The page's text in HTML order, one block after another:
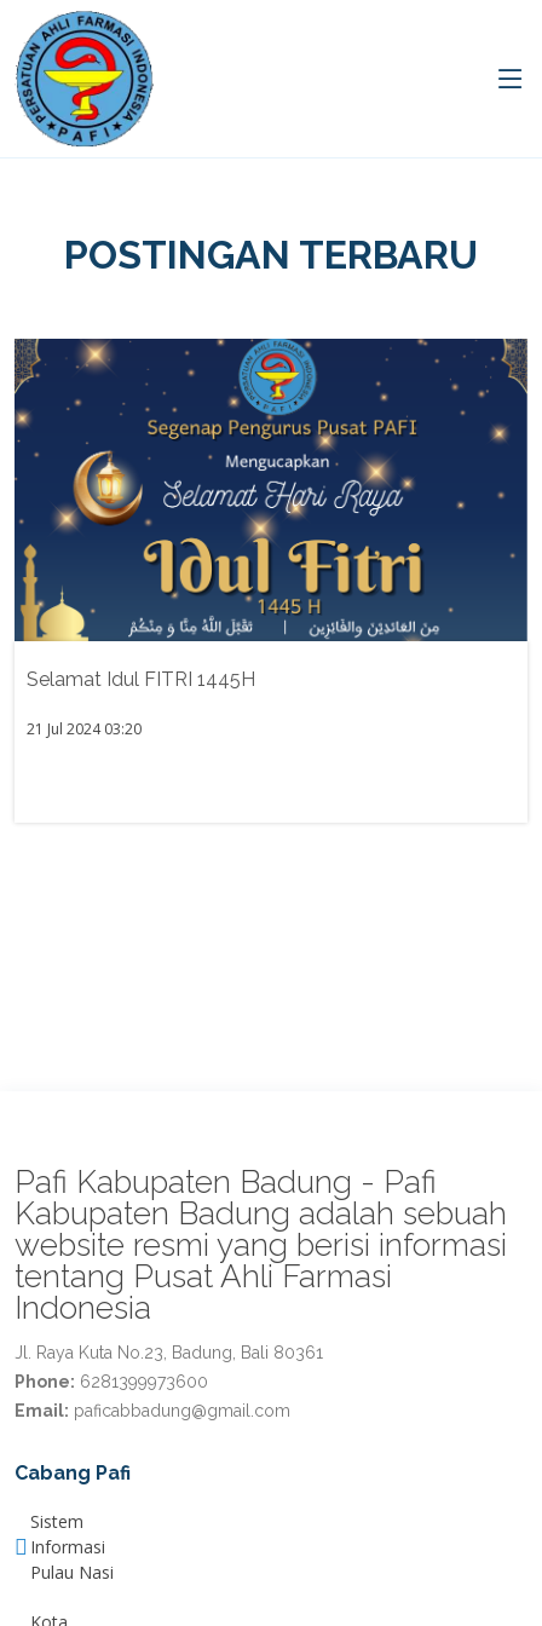
POSTINGAN TERBARU
Selamat Idul FITRI 1445H
21 Jul 2024 03:20
Pafi Kabupaten Badung - Pafi
Kabupaten Badung adalah sebuah
website resmi yang berisi informasi
tentang Pusat Ahli Farmasi
Indonesia
Jl. Raya Kuta No.23, Badung, Bali 80361
Phone: 6281399973600
Email: paficabbadung@gmail.com
Cabang Pafi
Sistem
Informasi
Pulau Nasi